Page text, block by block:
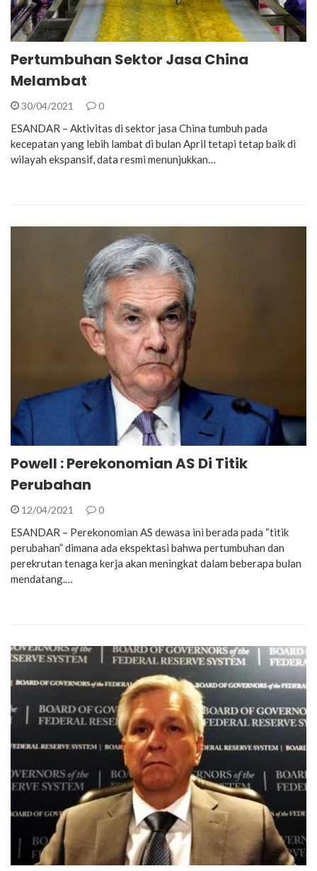
Pertumbuhan Sektor Jasa China
Melambat
30/04/2021 0
ESANDAR – Aktivitas di sektor jasa China tumbuh pada
kecepatan yang lebih lambat di bulan April tetapi tetap baik di
wilayah ekspansif, data resmi menunjukkan…
Powell : Perekonomian AS Di Titik
Perubahan
12/04/2021 0
ESANDAR – Perekonomian AS dewasa ini berada pada “titik
perubahan” dimana ada ekspektasi bahwa pertumbuhan dan
perekrutan tenaga kerja akan meningkat dalam beberapa bulan
mendatang.…